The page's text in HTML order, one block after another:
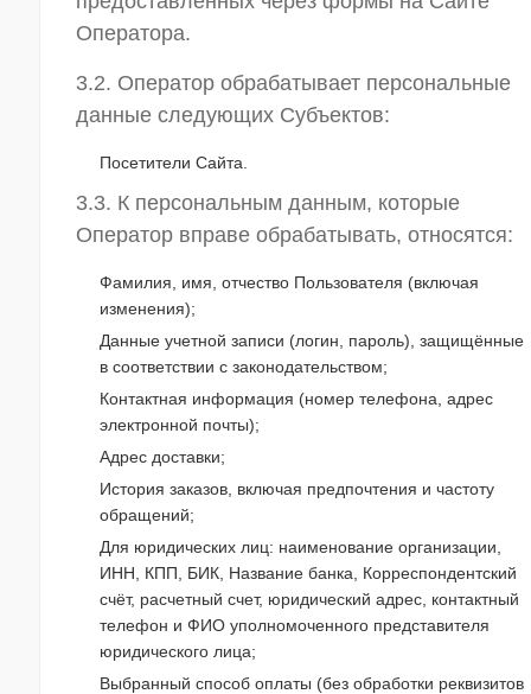
Оператора.
3.2. Оператор обрабатывает персональные
данные следующих Субъектов:
Посетители Сайта.
3.3. К персональным данным, которые
Оператор вправе обрабатывать, относятся:
Фамилия, имя, отчество Пользователя (включая
изменения);
Данные учетной записи (логин, пароль), защищённые
в соответствии с законодательством;
Контактная информация (номер телефона, адрес
электронной почты);
Адрес доставки;
История заказов, включая предпочтения и частоту
обращений;
Для юридических лиц: наименование организации,
ИНН, КПП, БИК, Название банка, Корреспондентский
счёт, расчетный счет, юридический адрес, контактный
телефон и ФИО уполномоченного представителя
юридического лица;
Выбранный способ оплаты (без обработки реквизитов